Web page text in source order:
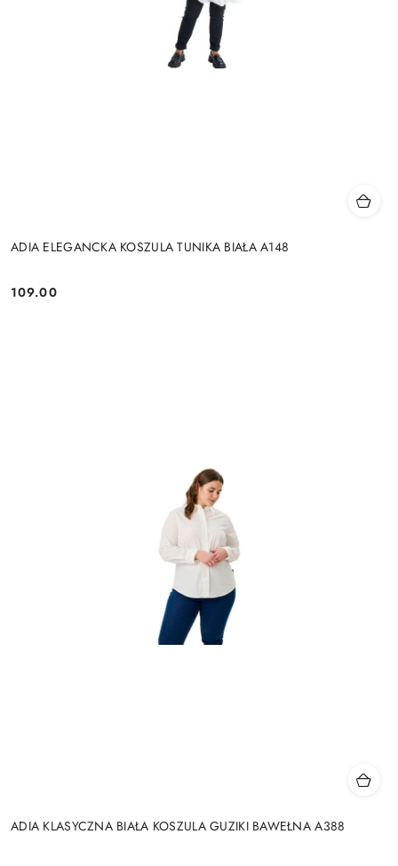
ADIA ELEGANCKA KOSZULA TUNIKA BIAŁA A148
Cena:
109.00
ADIA KLASYCZNA BIAŁA KOSZULA GUZIKI BAWEŁNA A388